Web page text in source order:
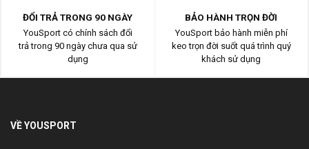
ĐỔI TRẢ TRONG 90 NGÀY
YouSport có chính sách đổi
trả trong 90 ngày chưa qua sử
dụng
BẢO HÀNH TRỌN ĐỜI
YouSport bảo hành miễn phí
keo trọn đời suốt quá trình quý
khách sử dụng
VỀ YOUSPORT